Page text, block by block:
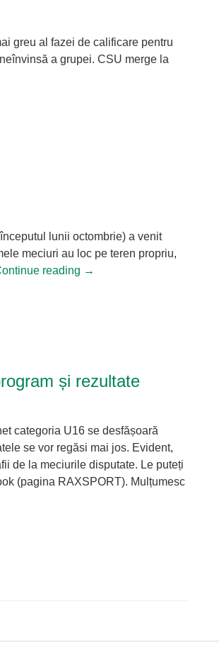
greu al fazei de calificare pentru
a grupei. CSU merge la
lunii octombrie) a venit
meciuri au loc pe teren propriu,
reading →
și rezultate
categoria U16 se desfășoară
se vor regăsi mai jos. Evident,
de la meciurile disputate. Le puteți
(pagina RAXSPORT). Mulțumesc